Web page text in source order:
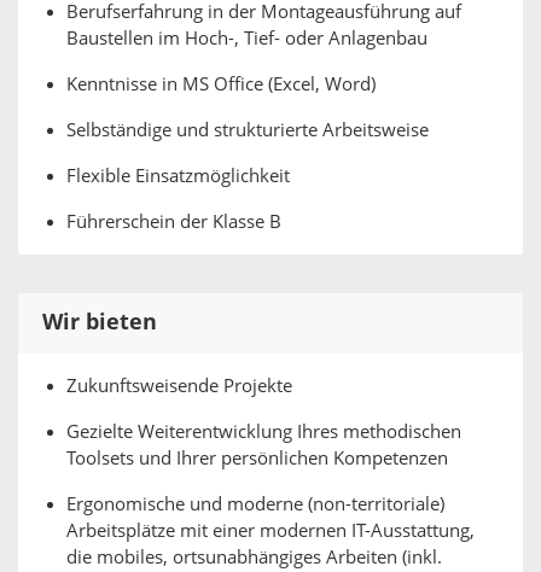
Berufserfahrung in der Montageausführung auf
Baustellen im Hoch-, Tief- oder Anlagenbau
Kenntnisse in MS Office (Excel, Word)
Selbständige und strukturierte Arbeitsweise
Flexible Einsatzmöglichkeit
Führerschein der Klasse B
Wir bieten
Zukunftsweisende Projekte
Gezielte Weiterentwicklung Ihres methodischen
Toolsets und Ihrer persönlichen Kompetenzen
Ergonomische und moderne (non-territoriale)
Arbeitsplätze mit einer modernen IT-Ausstattung,
die mobiles, ortsunabhängiges Arbeiten (inkl.